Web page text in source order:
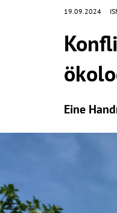
19.09.2024
Eine